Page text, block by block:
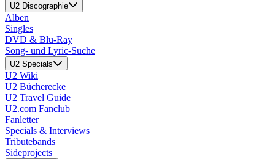
U2 Discographie
Alben
Singles
DVD & Blu-Ray
Song- und Lyric-Suche
U2 Specials
U2 Wiki
U2 Bücherecke
U2 Travel Guide
U2.com Fanclub
Fanletter
Specials & Interviews
Tributebands
Sideprojects